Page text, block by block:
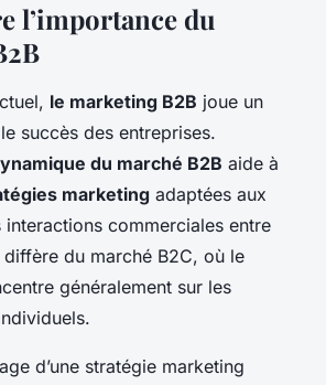
l’importance du
le marketing B2B joue un
succès des entreprises.
du marché B2B aide à
marketing adaptées aux
commerciales entre
du marché B2C, où le
généralement sur les
d’une stratégie marketing